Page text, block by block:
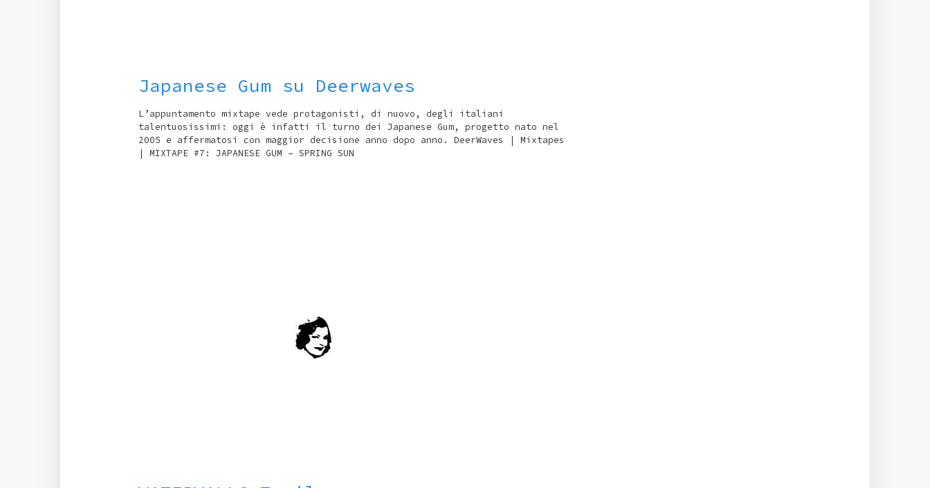
Japanese Gum su Deerwaves
L’appuntamento mixtape vede protagonisti, di nuovo, degli italiani
talentuosissimi: oggi è infatti il turno dei Japanese Gum, progetto nato nel
2005 e affermatosi con maggior decisione anno dopo anno. DeerWaves | Mixtapes
| MIXTAPE #7: JAPANESE GUM – SPRING SUN